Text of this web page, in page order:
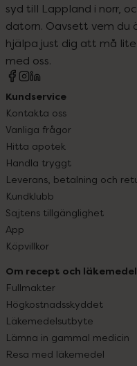
syd till Lappland i norr,
datorn. Oavsett vem du
hjälpa just dig att må
med oss.
Kundservice
Kontakta oss
Vanliga frågor
Hitta apotek
Handla tryggt
Leverans, betalning och
Kundklubb
Sajtens tillgänglighet
App
Köpvillkor
Om recept och läkemedel
Fullmakter
Högkostnadsskyddet
Läkemedelsutbyte
Lämna in gammal medicin
Resa med läkemedel